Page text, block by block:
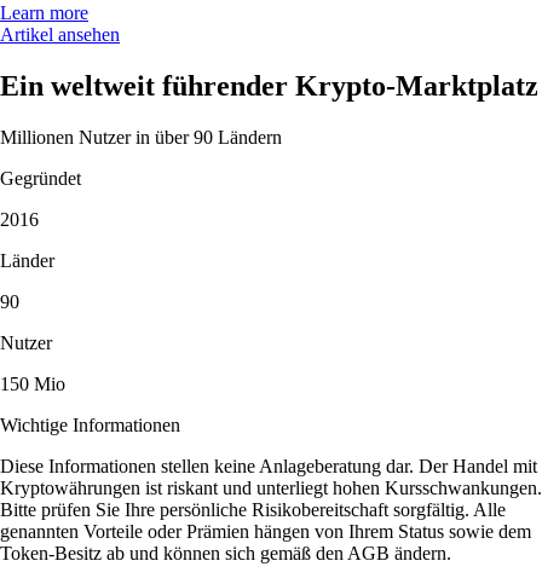
Learn more
Artikel ansehen
Ein weltweit führender Krypto-Marktplatz
Millionen Nutzer in über 90 Ländern
Gegründet
2016
Länder
90
Nutzer
150 Mio
Wichtige Informationen
Diese Informationen stellen keine Anlageberatung dar. Der Handel mit
Kryptowährungen ist riskant und unterliegt hohen Kursschwankungen.
Bitte prüfen Sie Ihre persönliche Risikobereitschaft sorgfältig. Alle
genannten Vorteile oder Prämien hängen von Ihrem Status sowie dem
Token-Besitz ab und können sich gemäß den AGB ändern.